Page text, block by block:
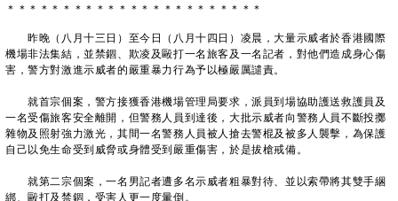
＊ ＊ ＊ ＊ ＊ ＊ ＊ ＊ ＊ ＊ ＊ ＊ ＊ ＊ ＊ ＊ ＊ ＊ ＊ ＊ ＊ ＊ ＊
昨晚（八月十三日）至今日（八月十四日）凌晨，大量示威者於香港國際
機場非法集結，並禁錮、欺凌及毆打一名旅客及一名記者，對他們造成身心傷
害，警方對激進示威者的嚴重暴力行為予以極嚴厲譴責。
就首宗個案，警方接獲香港機場管理局要求，派員到場協助護送救護員及
一名受傷旅客安全離開，但警務人員到達後，大批示威者向警務人員不斷投擲
雜物及照射強力激光，其間一名警務人員被人搶去警棍及被多人襲擊，為保護
自己以免生命受到威脅或身體受到嚴重傷害，於是拔槍戒備。
就第二宗個案，一名男記者遭多名示威者粗暴對待、並以索帶將其雙手綑
綁、毆打及禁錮，受害人更一度暈倒。